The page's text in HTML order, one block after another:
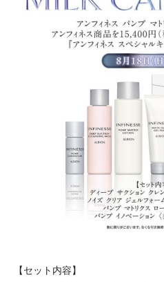
【セット内容】